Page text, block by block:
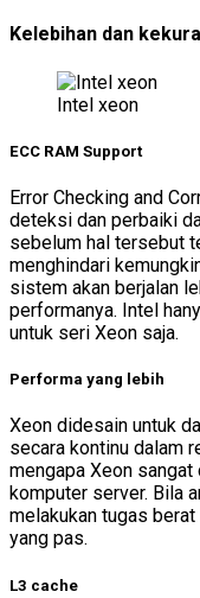
Kelebihan dan
Intel xeon
ECC RAM Support
Error Checking and
deteksi dan perbaiki
sebelum hal tersebut
menghindari
sistem akan berjalan
performanya. Intel
untuk seri Xeon saja.
Performa yang lebih
Xeon didesain untuk
secara kontinu dalam
mengapa Xeon
komputer server. Bila
melakukan tugas
yang pas.
L3 cache